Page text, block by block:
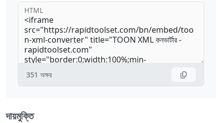
HTML
351 অক্ষর
দায়মুক্তি